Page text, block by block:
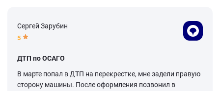
Сергей Зарубин
5
ДТП по ОСАГО
В марте попал в ДТП на перекрестке, мне задели правую
сторону машины. После оформления позвонил в